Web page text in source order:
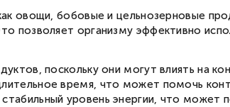
овощи, бобовые и цельнозерновые
позволяет организму эффективно
поскольку они могут влиять на
время, что может помочь
уровень энергии, что
Соглашаюсь получать новости и
Запросить смс